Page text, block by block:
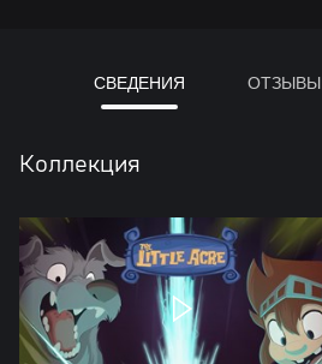
СВЕДЕНИЯ ОТЗЫВЫ
Коллекция